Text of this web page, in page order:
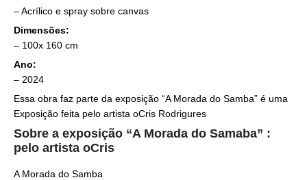
–Acrílico e spray sobre canvas
Dimensões:
– 100x 160 cm
Ano:
– 2024
Essa obra faz parte da exposição “A Morada do Samba” é uma
Exposição feita pelo artista oCris Rodrigures
Sobre a exposição “A Morada do Samaba” :
pelo artista oCris
A Morada do Samba